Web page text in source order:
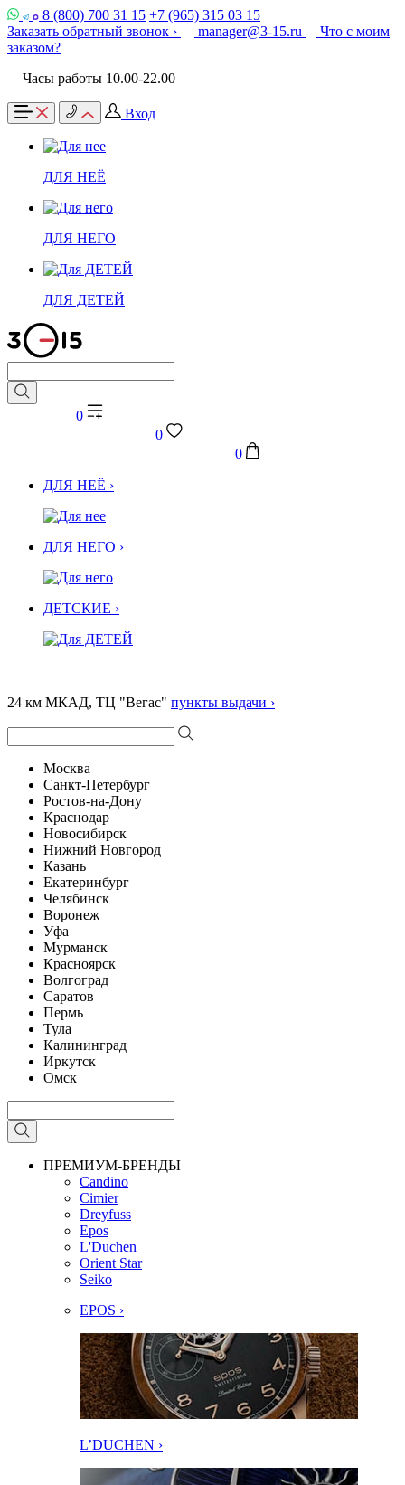
8 (800) 700 31 15 +7 (965) 315 03 15
Заказать обратный звонок ›
manager@3-15.ru
Что с моим
заказом?
Часы работы 10.00-22.00
Вход
ДЛЯ НЕЁ
ДЛЯ НЕГО
ДЛЯ ДЕТЕЙ
0
0
0
ДЛЯ НЕЁ ›
ДЛЯ НЕГО ›
ДЕТСКИЕ ›
24 км МКАД, ТЦ "Вегас" пункты выдачи ›
Москва
Санкт-Петербург
Ростов-на-Дону
Краснодар
Новосибирск
Нижний Новгород
Казань
Екатеринбург
Челябинск
Воронеж
Уфа
Мурманск
Красноярск
Волгоград
Саратов
Пермь
Тула
Калининград
Иркутск
Омск
ПРЕМИУМ-БРЕНДЫ
Candino
Cimier
Dreyfuss
Epos
L'Duchen
Orient Star
Seiko
EPOS ›
L’DUCHEN ›